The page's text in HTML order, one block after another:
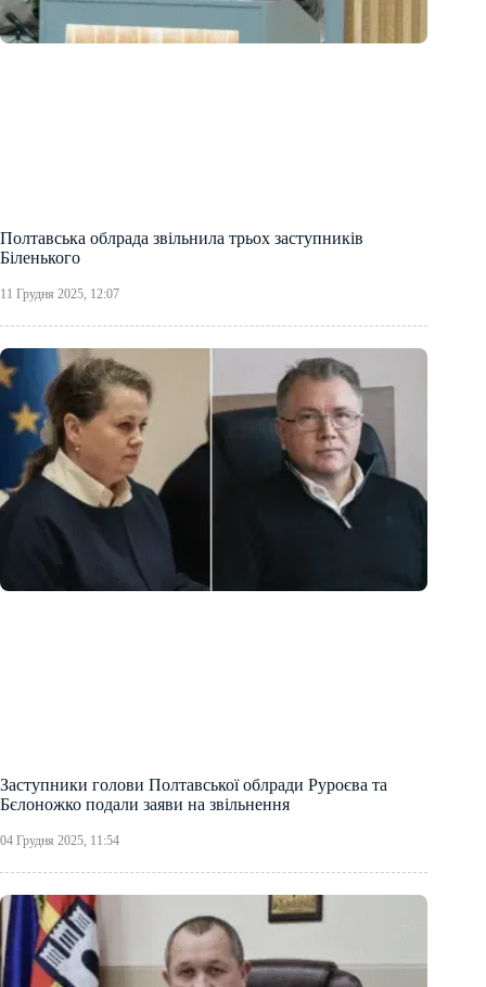
Полтавська облрада звільнила трьох заступників
Біленького
11 Грудня 2025, 12:07
Заступники голови Полтавської облради Руроєва та
Бєлоножко подали заяви на звільнення
04 Грудня 2025, 11:54